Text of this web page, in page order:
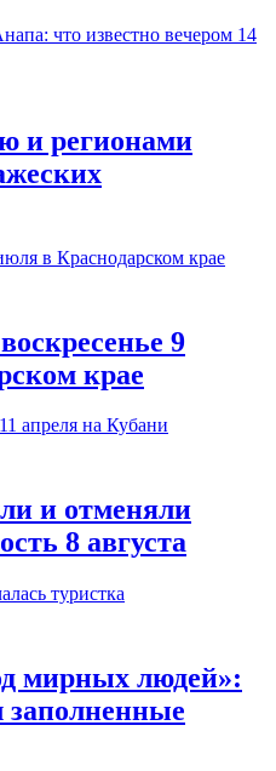
и регионами
9
крае
и отменяли
8 августа
мирных людей»:
заполненные